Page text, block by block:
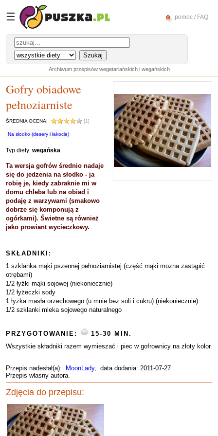
☰ pomoc / FAQ
Archiwum przepisów wegetariańskich i wegańskich
Gofry obiadowe
pełnoziarniste
ŚREDNIA OCENA: [1]
Na słodko (desery i łakocie)
Typ diety: wegańska
Ta wersja gofrów średnio nadaje
się do jedzenia na słodko - ja
robię je, kiedy zabraknie mi w
domu chleba lub na obiad i
podaję z warzywami (smakowo
dobrze się komponują z
ogórkami). Świetne są również
jako prowiant wycieczkowy.
SKŁADNIKI:
1 szklanka mąki pszennej pełnoziarnistej (część mąki można zastąpić
otrębami)
1/2 łyżki mąki sojowej (niekoniecznie)
1/2 łyżeczki sody
1 łyżka masła orzechowego (u mnie bez soli i cukru) (niekoniecznie)
1/2 szklanki mleka sojowego naturalnego
PRZYGOTOWANIE:
15-30 MIN.
Wszystkie składniki razem wymieszać i piec w gofrownicy na złoty kolor.
Przepis nadesłał(a): MoonLady, data dodania: 2011-07-27
Przepis własny autora.
Zdjęcia do przepisu: